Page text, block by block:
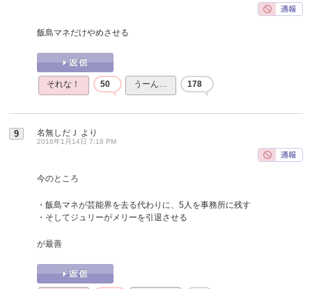
飯島マネだけやめさせる
それな！ 50 うーん… 178
9 名無しだＪ より
2016年1月14日 7:18 PM
今のところ
・飯島マネが芸能界を去る代わりに、5人を事務所に残す
・そしてジュリーがメリーを引退させる
が最善